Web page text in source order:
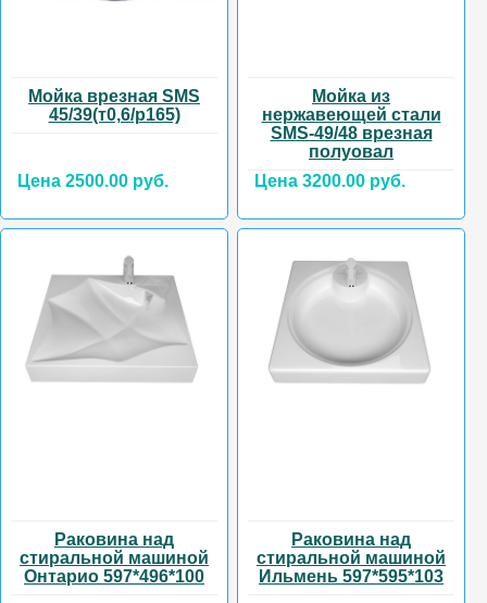
Мойка врезная SMS
45/39(т0,6/р165)
Цена 2500.00 руб.
Мойка из
нержавеющей стали
SMS-49/48 врезная
полуовал
Цена 3200.00 руб.
Раковина над
стиральной машиной
Онтарио 597*496*100
Раковина над
стиральной машиной
Ильмень 597*595*103